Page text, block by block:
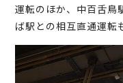
運転のほか、中百舌鳥
ば駅との相互直通運転